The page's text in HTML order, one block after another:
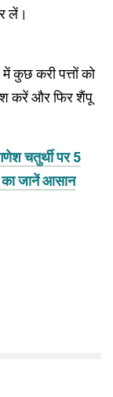
लें।
कुछ करी पत्तों को
करें और फिर शैंपू
चतुर्थी पर 5
जानें आसान